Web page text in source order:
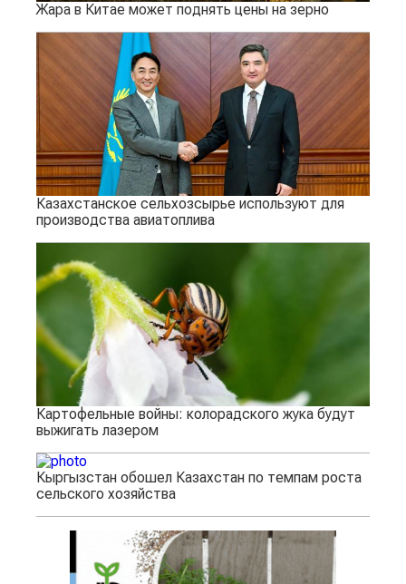
Жара в Китае может поднять цены на зерно
Казахстанское сельхозсырье используют для
производства авиатоплива
Картофельные войны: колорадского жука будут
выжигать лазером
Кыргызстан обошел Казахстан по темпам роста
сельского хозяйства